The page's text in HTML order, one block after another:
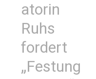
atorin
Ruhs
fordert
„Festung